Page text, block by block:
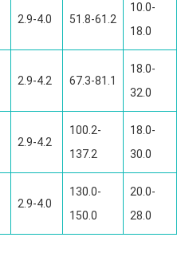
2.9-4.0 51.8-61.2
10.0-
18.0
2.9-4.2 67.3-81.1
18.0-
32.0
2.9-4.2
100.2-
137.2
18.0-
30.0
2.9-4.0
130.0-
150.0
20.0-
28.0